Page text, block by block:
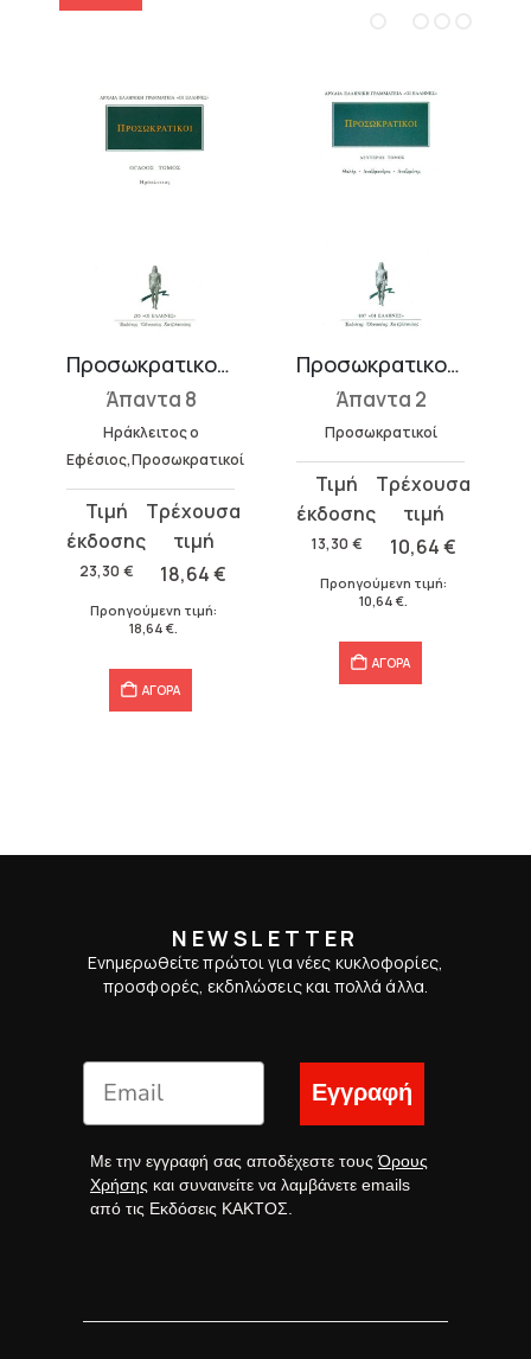
Προσωκρατικοί: Ηράκλειτος Εφέσιος
Άπαντα 8
Ηράκλειτος ο
Εφέσιος,Προσωκρατικοί
23,30 €
Original
price
was:
18,64€
τρέχουσα
τιμή
18,64 €.
Προηγούμενη τιμή:
18,64 €
ΑΓΟΡΑ
Προσωκρατικοί: Θαλής, Αναξίμανδρος, Αναξιμένης
Άπαντα 2
Προσωκρατικοί
13,30 €
Original
price
was:
10,64€
τρέχουσα
τιμή
10,64 €.
Προηγούμενη τιμή:
10,64 €
ΑΓΟΡΑ
NEWSLETTER
Ενημερωθείτε πρώτοι για νέες κυκλοφορίες,
προσφορές, εκδηλώσεις και πολλά άλλα.
Εγγραφή
Με την εγγραφή σας αποδέχεστε τουςΌρους
Χρήσης και συναινείτε να λαμβάνετε emails
από τις Εκδόσεις ΚΑΚΤΟΣ.